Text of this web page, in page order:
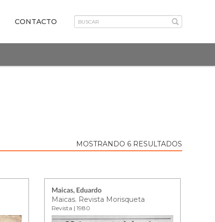
CONTACTO
MOSTRANDO 6 RESULTADOS
Maicas, Eduardo
Maicas. Revista Morisqueta
Revista | 1980